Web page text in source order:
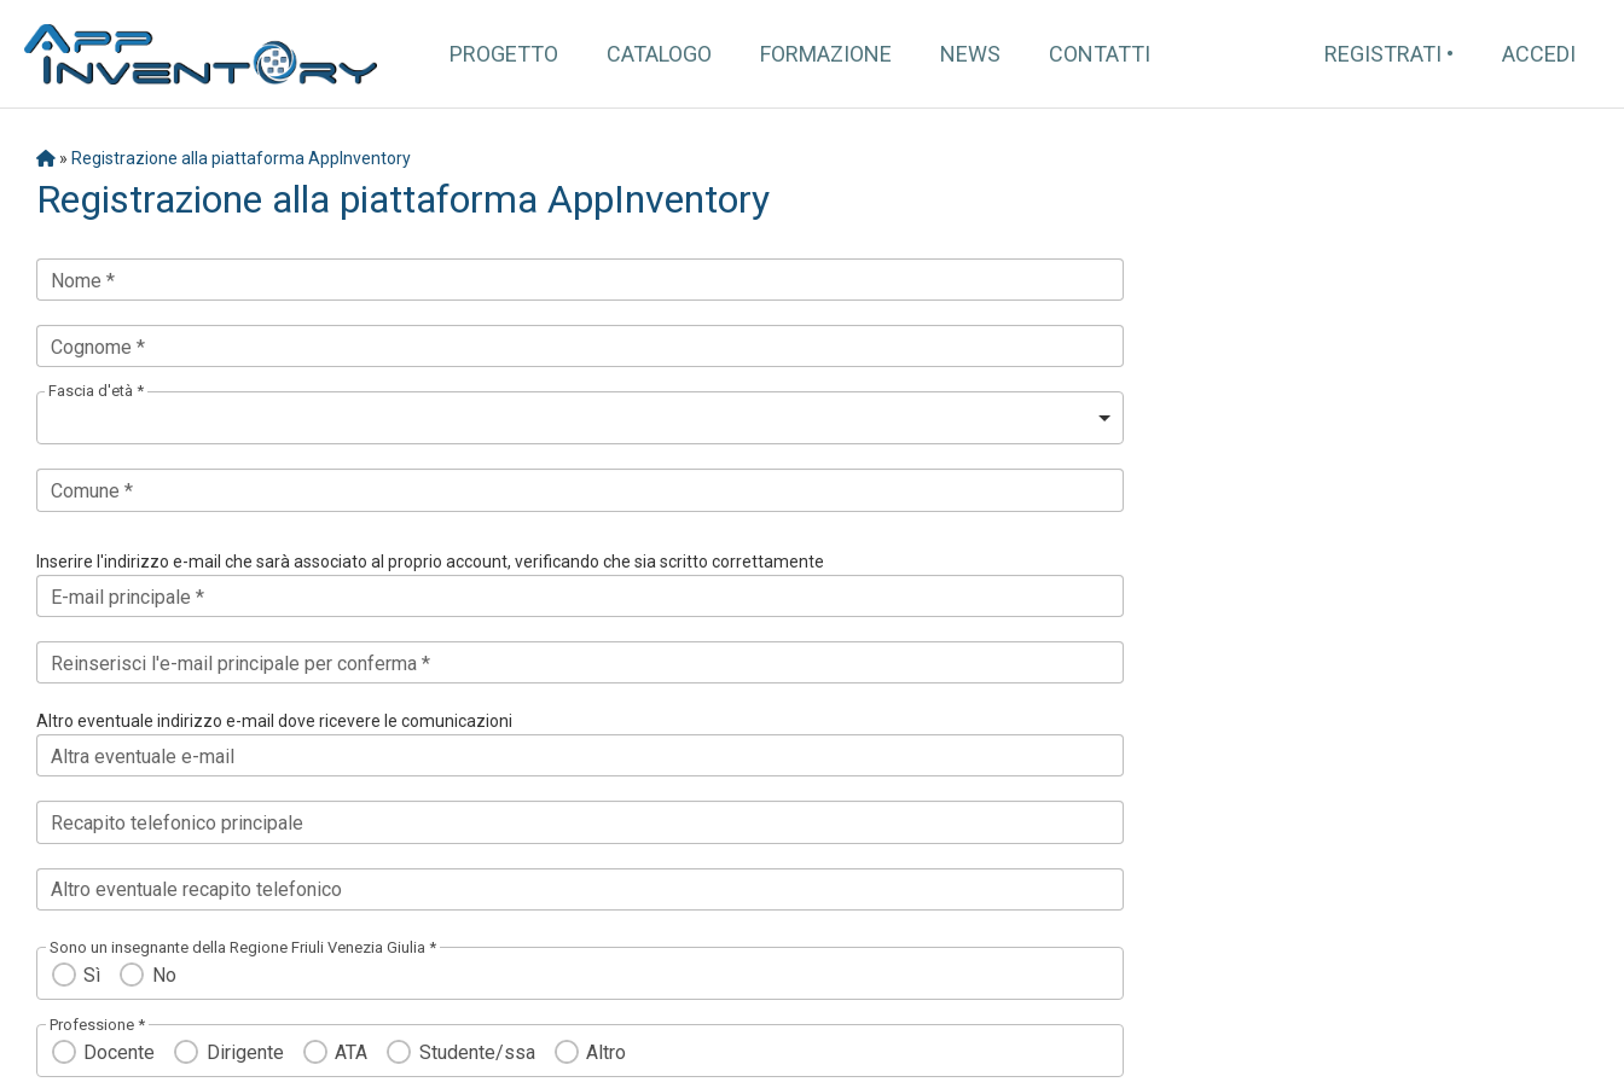
PROGETTO CATALOGO FORMAZIONE NEWS CONTATTI REGISTRATI ACCEDI
» Registrazione alla piattaforma AppInventory
Registrazione alla piattaforma AppInventory
Nome *
Cognome *
Fascia d'età *
Comune *
Inserire l'indirizzo e-mail che sarà associato al proprio account, verificando che sia scritto correttamente
E-mail principale *
Reinserisci l'e-mail principale per conferma *
Altro eventuale indirizzo e-mail dove ricevere le comunicazioni
Altra eventuale e-mail
Recapito telefonico principale
Altro eventuale recapito telefonico
Sono un insegnante della Regione Friuli Venezia Giulia *
Sì No
Professione *
Docente Dirigente ATA Studente/ssa Altro